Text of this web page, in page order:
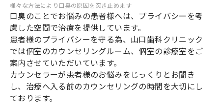
様々な方法により口臭の原因を突き止めます
口臭のことでお悩みの患者様へは、プライバシーを考
慮した空間で治療を提供しています。
患者様のプライバシーを守る為、山口歯科クリニック
では個室のカウンセリングルーム、個室の診療室をご
案内させていただいています。
カウンセラーが患者様のお悩みをじっくりとお聞き
し、治療へ入る前のカウンセリングの時間を大切にし
ております。